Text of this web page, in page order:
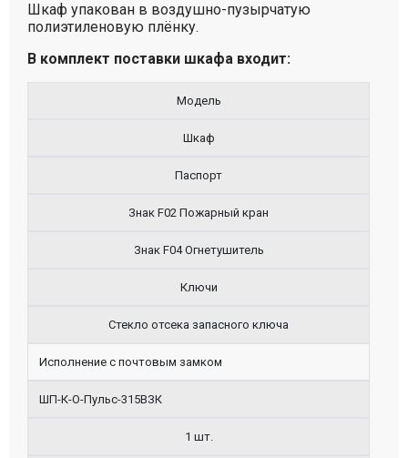
Шкаф упакован в воздушно-пузырчатую
полиэтиленовую плёнку.
В комплект поставки шкафа входит:
Модель
Шкаф
Паспорт
Знак F02 Пожарный кран
Знак F04 Огнетушитель
Ключи
Стекло отсека запасного ключа
Исполнение с почтовым замком
ШП-К-О-Пульс-315ВЗК
1 шт.